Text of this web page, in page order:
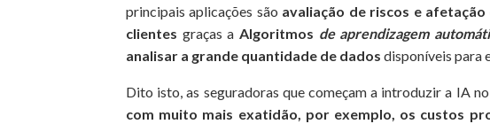
principais aplicações são avaliação de riscos e
clientes graças a Algoritmos de aprendizagem
analisar a grande quantidade de dados disponíveis para
Dito isto, as seguradoras que começam a introduzir a IA
com muito mais exatidão, por exemplo, os custos